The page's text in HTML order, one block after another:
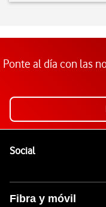
Ponte al día con las
SocialEnlaces a las
Fibra y móvil